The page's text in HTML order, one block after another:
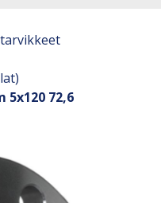
5x120 72,6